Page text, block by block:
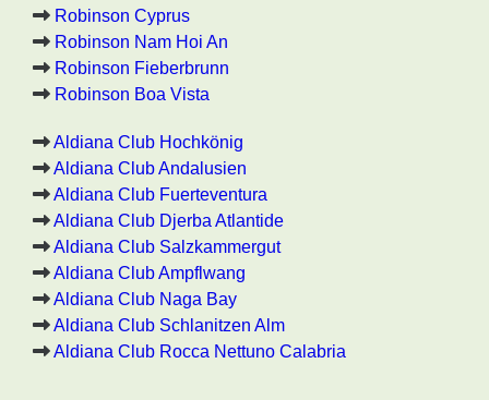
Robinson Cyprus
Robinson Nam Hoi An
Robinson Fieberbrunn
Robinson Boa Vista
Aldiana Club Hochkönig
Aldiana Club Andalusien
Aldiana Club Fuerteventura
Aldiana Club Djerba Atlantide
Aldiana Club Salzkammergut
Aldiana Club Ampflwang
Aldiana Club Naga Bay
Aldiana Club Schlanitzen Alm
Aldiana Club Rocca Nettuno Calabria